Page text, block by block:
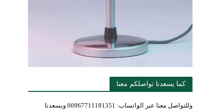
كما يسعدنا تواصلكم معنا
وللتواصل معنا عبر الواتساب: 00967711181351 ويسعدنا